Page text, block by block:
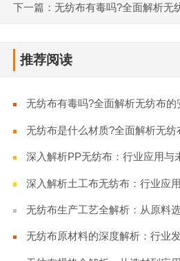
式吗？这些基础知识要知道！
下一篇：无纺布有毒吗?全面解析无
推荐阅读
无纺布有毒吗?全面解析无纺布的
无纺布是什么材质?全面解析无纺
深入解析PP无纺布：行业应用与
深入解析土工布无纺布：行业应
无纺布生产工艺全解析：从原料
无纺布原材料的深度解析：行业